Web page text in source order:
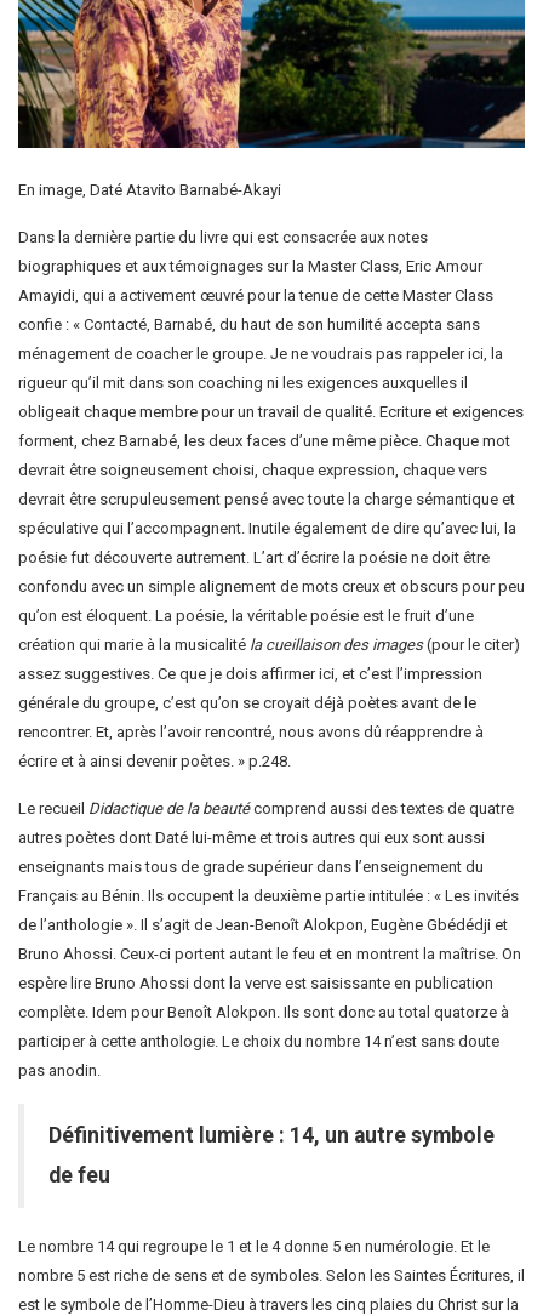
En image, Daté Atavito Barnabé-Akayi
Dans la dernière partie du livre qui est consacrée aux notes
biographiques et aux témoignages sur la Master Class, Eric Amour
Amayidi, qui a activement œuvré pour la tenue de cette Master Class
confie : « Contacté, Barnabé, du haut de son humilité accepta sans
ménagement de coacher le groupe. Je ne voudrais pas rappeler ici, la
rigueur qu’il mit dans son coaching ni les exigences auxquelles il
obligeait chaque membre pour un travail de qualité. Ecriture et exigences
forment, chez Barnabé, les deux faces d’une même pièce. Chaque mot
devrait être soigneusement choisi, chaque expression, chaque vers
devrait être scrupuleusement pensé avec toute la charge sémantique et
spéculative qui l’accompagnent. Inutile également de dire qu’avec lui, la
poésie fut découverte autrement. L’art d’écrire la poésie ne doit être
confondu avec un simple alignement de mots creux et obscurs pour peu
qu’on est éloquent. La poésie, la véritable poésie est le fruit d’une
création qui marie à la musicalité la cueillaison des images(pour le citer)
assez suggestives. Ce que je dois affirmer ici, et c’est l’impression
générale du groupe, c’est qu’on se croyait déjà poètes avant de le
rencontrer. Et, après l’avoir rencontré, nous avons dû réapprendre à
écrire et à ainsi devenir poètes. » p.248.
Le recueil Didactique de la beautécomprend aussi des textes de quatre
autres poètes dont Daté lui-même et trois autres qui eux sont aussi
enseignants mais tous de grade supérieur dans l’enseignement du
Français au Bénin. Ils occupent la deuxième partie intitulée : « Les invités
de l’anthologie ». Il s’agit de Jean-Benoît Alokpon, Eugène Gbédédji et
Bruno Ahossi. Ceux-ci portent autant le feu et en montrent la maîtrise. On
espère lire Bruno Ahossi dont la verve est saisissante en publication
complète. Idem pour Benoît Alokpon. Ils sont donc au total quatorze à
participer à cette anthologie. Le choix du nombre 14 n’est sans doute
pas anodin.
Définitivement lumière : 14, un autre symbole
de feu
Le nombre 14 qui regroupe le 1 et le 4 donne 5 en numérologie. Et le
nombre 5 est riche de sens et de symboles. Selon les Saintes Écritures, il
est le symbole de l’Homme-Dieu à travers les cinq plaies du Christ sur la